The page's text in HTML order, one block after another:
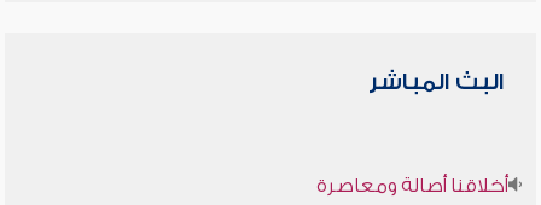
البث المباشر
أخلاقنا أصالة ومعاصرة